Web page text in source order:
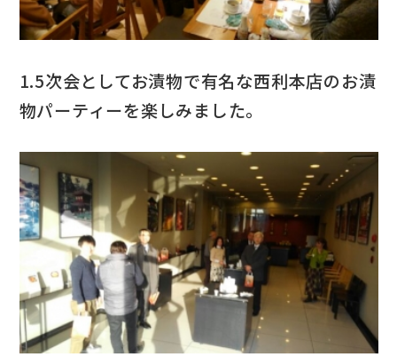
1.5次会としてお漬物で有名な西利本店のお漬
物パーティーを楽しみました。